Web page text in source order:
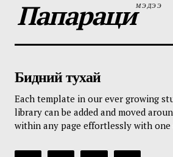
ПапарациМЭДЭЭ
Бидний тухай
Each template in our ever growing
library can be added and moved
within any page effortlessly with one